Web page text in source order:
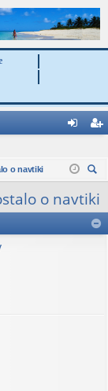
av ist
rir
aj
o navtiki
anj
e
o navtiki